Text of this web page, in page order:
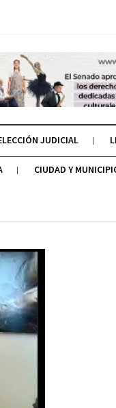
JUDICIAL
CIUDAD Y